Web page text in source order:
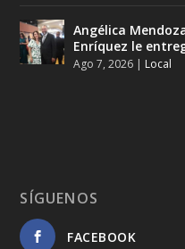
Angélica
Enríquez le
Ago 7, 2026 | Local
SÍGUENOS
FACEBOOK